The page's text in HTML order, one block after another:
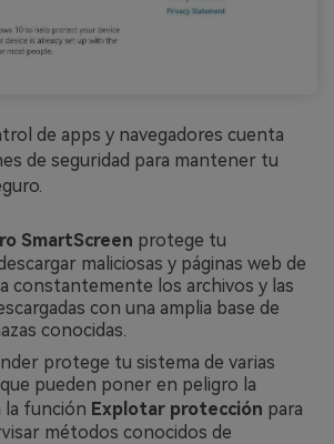
de apps y navegadores cuenta
de seguridad para mantener tu
SmartScreen protege tu
maliciosas y páginas web de
constantemente los archivos y las
con una amplia base de
conocidas.
protege tu sistema de varias
pueden poner en peligro la
la función Explotar protección para
métodos conocidos de